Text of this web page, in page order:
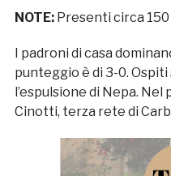
NOTE: Presenti circa
I padroni di casa
punteggio è di 3-0.
l’espulsione di Nepa.
Cinotti, terza rete di